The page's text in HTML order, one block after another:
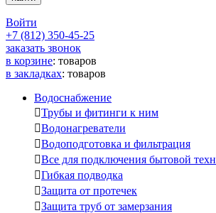
Войти
+7 (812) 350-45-25
заказать звонок
в корзине: товаров
в закладках: товаров
Водоснабжение
Трубы и фитинги к ним
Водонагреватели
Водоподготовка и фильтрация
Все для подключения бытовой
Гибкая подводка
Защита от протечек
Защита труб от замерзания